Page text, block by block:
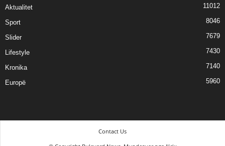
Aktualitet 11012
Sport 8046
Slider 7679
Lifestyle 7430
Kronika 7140
Europë 5960
Contact Us